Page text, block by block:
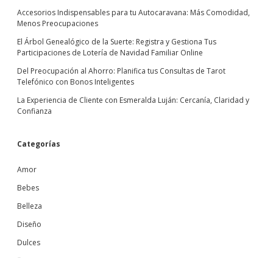
Accesorios Indispensables para tu Autocaravana: Más Comodidad,
Menos Preocupaciones
El Árbol Genealógico de la Suerte: Registra y Gestiona Tus
Participaciones de Lotería de Navidad Familiar Online
Del Preocupación al Ahorro: Planifica tus Consultas de Tarot
Telefónico con Bonos Inteligentes
La Experiencia de Cliente con Esmeralda Luján: Cercanía, Claridad y
Confianza
Categorías
Amor
Bebes
Belleza
Diseño
Dulces